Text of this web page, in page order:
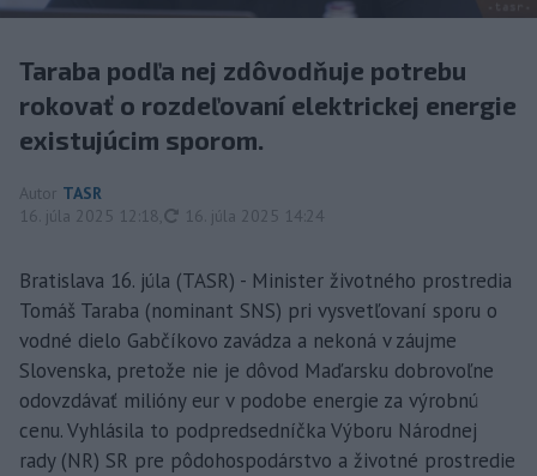
Taraba podľa nej zdôvodňuje potrebu
rokovať o rozdeľovaní elektrickej energie
existujúcim sporom.
Autor TASR
16. júla 2025 12:18
aktualizované
16. júla 2025 14:24
Bratislava 16. júla (TASR) - Minister životného prostredia
Tomáš Taraba (nominant SNS) pri vysvetľovaní sporu o
vodné dielo Gabčíkovo zavádza a nekoná v záujme
Slovenska, pretože nie je dôvod Maďarsku dobrovoľne
odovzdávať milióny eur v podobe energie za výrobnú
cenu. Vyhlásila to podpredsedníčka Výboru Národnej
rady (NR) SR pre pôdohospodárstvo a životné prostredie